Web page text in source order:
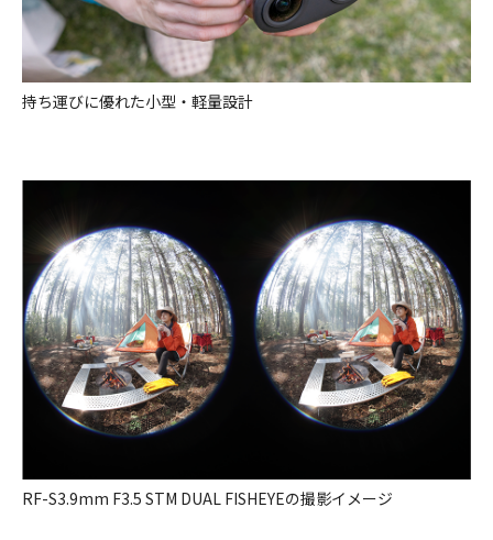
持ち運びに優れた小型・軽量設計
RF-S3.9mm F3.5 STM DUAL FISHEYEの撮影イメージ